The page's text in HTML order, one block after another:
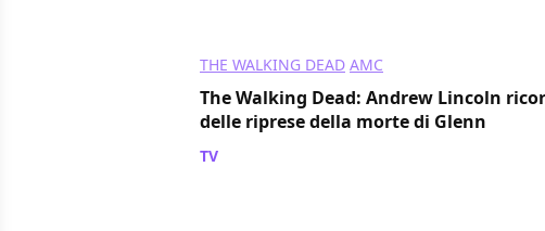
THE WALKING DEAD AMC
The Walking Dead: Andrew Lincoln
delle riprese della morte di Glenn
TV